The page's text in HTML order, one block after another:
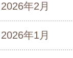
2026年2月
2026年1月